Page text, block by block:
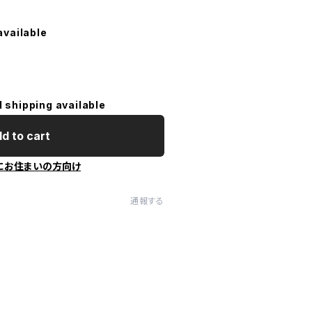
shipping available
to cart
お住まいの方向け
通報する